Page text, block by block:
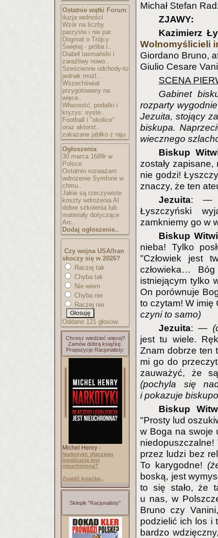
Ostatnie wątki Forum:
iluzja wolności
Wzór na liczby
parzyste i nie par..
Dogmat o Trójcy
Świętej - próba l..
Diabeł tasmański i
zaraźliwy nowo..
Sześcienne odchody-to
jednak możl..
Wszechświat
przygotowany na
więce..
Własność, podatki i
kryzys: syste..
Football i "okolice"
oraz aktorst..
zakazane jabłko z raju
Ogłoszenia:
30 marca 1689r w
Polsce
Ostatnio rozważam
wdrożenie Symfonii w
chmu..
Jakie są rzeczywiste
koszty wdrożenia AI
dobre szkolenia lub
materiały dotyczące
Arc..
Dodaj ogłoszenie..
Czy wojna USA/Iran
skoczy się w 2026?
Raczej tak
Chyba tak
Nie wiem
Chyba nie
Raczej nie
Oddano 121 głosów.
Chcesz wiedzieć więcej?
Zamów dobrą książkę.
Propozycje Racjonalisty:
Michel Henry -
Narkotyki: dlaczego
legalizacja jest
nieuchronna?
Znajdź książkę..
Sklepik "Racjonalisty"
Michał Stefan
ZJAWY:
Kazimierz
Wolnomyślicieli
Giordano Bruno,
Giulio Cesare
SCENA
Gabinet
rozparty
Jezuita, stojący
biskupa.
wiecznego
Biskup
zostały
nie godzi!
znaczy, że ten
Jezuita: —
Łyszczyński
zamkniemy go w
Biskup
nieba! Tylko
"Człowiek jest
człowieka…
istniejącym tylko
On porównuje
to czytam! W
czyni to samo)
Jezuita: —
jest tu wiele.
Znam dobrze ten
mi go do
zauważyć, że
(pochyla się
i pokazuje
Biskup
"Prosty lud
w Boga na swoje
niedopuszczalne!
przez ludzi bez
To karygodne!
boską, jest
to się stało, że
u nas, w
Bruno czy
podzielić ich los i
bardzo